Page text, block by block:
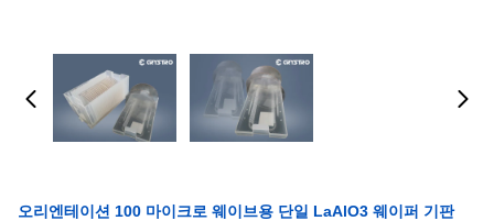
오리엔테이션 100 마이크로 웨이브용 단일 LaAlO3 웨이퍼 기판